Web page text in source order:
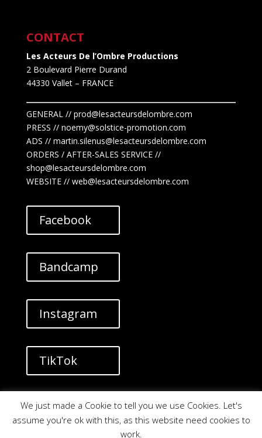
CONTACT
Les Acteurs De l’Ombre Productions
2 Boulevard Pierre Durand
44330 Vallet– FRANCE
GENERAL // prod@lesacteursdelombre.com
PRESS // noemy@solstice-promotion.com
ADS // martin.silenus@lesacteursdelombre.com
ORDERS / AFTER-SALES SERVICE //
shop@lesacteursdelombre.com
WEBSITE // web@lesacteursdelombre.com
Facebook
Bandcamp
Instagram
TikTok
YouTube
We just made a Cookie to tell you we use Cookies. Let's
assume you're ok with this, as this website need cookies to
work.